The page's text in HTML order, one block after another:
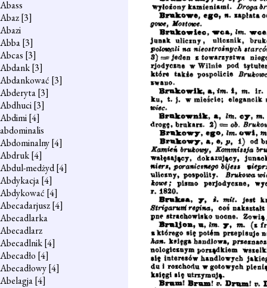
Abass
Abaz[3]
Abazi
Abba[3]
Abcas [3]
Abdank[3]
Abdankować [3]
Abderyta[3]
Abdhuci[3]
Abdimi[4]
abdominalis
Abdominalny[4]
Abdruk[4]
Abdul-medżyd[4]
Abdykacja[4]
Abdykować [4]
Abecadarjusz[4]
Abecadlarka
Abecadlarz
Abecadlnik[4]
Abecadło [4]
Abecadłowy[4]
Abelagja[4]